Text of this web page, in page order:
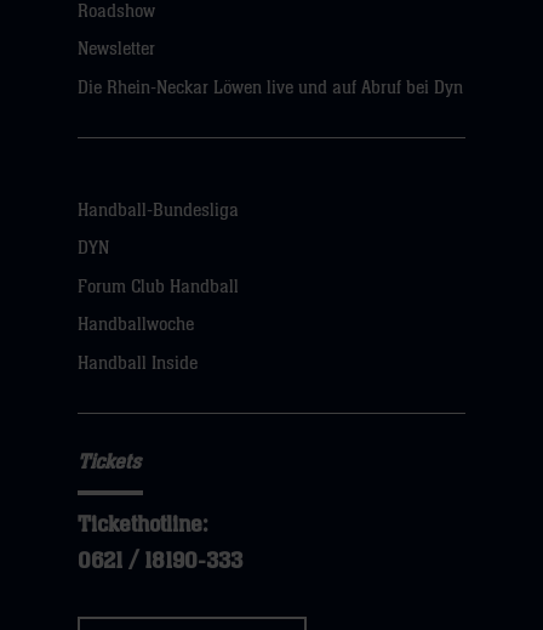
Roadshow
Newsletter
Die Rhein-Neckar Löwen live und auf Abruf bei Dyn
Handball-Bundesliga
DYN
Forum Club Handball
Handballwoche
Handball Inside
Tickets
Tickethotline:
0621 / 18190-333